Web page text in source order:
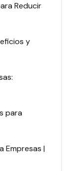
Reducir
y
para
Empresas |